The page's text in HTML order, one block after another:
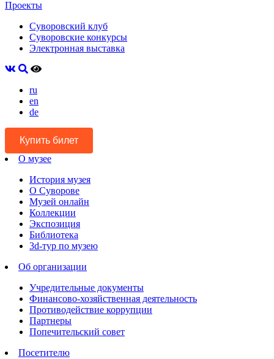
Проекты
Суворовский клуб
Суворовские конкурсы
Электронная выставка
ru
en
de
Купить билет
О музее
История музея
О Суворове
Музей онлайн
Коллекции
Экспозиция
Библиотека
3d-тур по музею
Об организации
Учредительные документы
Финансово-хозяйственная деятельность
Противодействие коррупции
Партнеры
Попечительский совет
Посетителю